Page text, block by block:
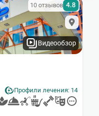
Видеообзор
10 отзывов 4.8
Профили лечения: 14